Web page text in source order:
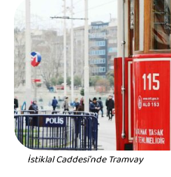
İstiklal Caddesi'nde Tramvay